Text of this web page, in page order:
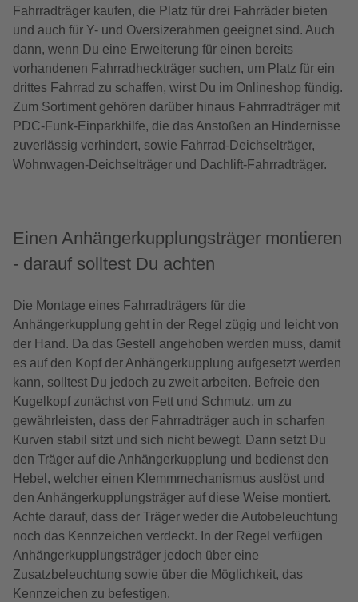
Fahrradträger kaufen, die Platz für drei Fahrräder bieten
und auch für Y- und Oversizerahmen geeignet sind. Auch
dann, wenn Du eine Erweiterung für einen bereits
vorhandenen Fahrradheckträger suchen, um Platz für ein
drittes Fahrrad zu schaffen, wirst Du im Onlineshop fündig.
Zum Sortiment gehören darüber hinaus Fahrrradträger mit
PDC-Funk-Einparkhilfe, die das Anstoßen an Hindernisse
zuverlässig verhindert, sowie Fahrrad-Deichselträger,
Wohnwagen-Deichselträger und Dachlift-Fahrradträger.
Einen Anhängerkupplungsträger montieren
- darauf solltest Du achten
Die Montage eines Fahrradträgers für die
Anhängerkupplung geht in der Regel zügig und leicht von
der Hand. Da das Gestell angehoben werden muss, damit
es auf den Kopf der Anhängerkupplung aufgesetzt werden
kann, solltest Du jedoch zu zweit arbeiten. Befreie den
Kugelkopf zunächst von Fett und Schmutz, um zu
gewährleisten, dass der Fahrradträger auch in scharfen
Kurven stabil sitzt und sich nicht bewegt. Dann setzt Du
den Träger auf die Anhängerkupplung und bedienst den
Hebel, welcher einen Klemmmechanismus auslöst und
den Anhängerkupplungsträger auf diese Weise montiert.
Achte darauf, dass der Träger weder die Autobeleuchtung
noch das Kennzeichen verdeckt. In der Regel verfügen
Anhängerkupplungsträger jedoch über eine
Zusatzbeleuchtung sowie über die Möglichkeit, das
Kennzeichen zu befestigen.